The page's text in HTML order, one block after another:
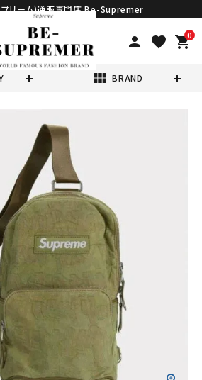
リーム)通販専門店 Be-Supremer
person favorite 0
shopping_cart
view_module BRAND